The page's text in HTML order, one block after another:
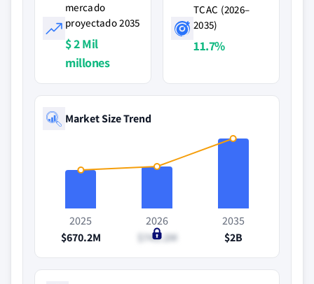
mercado
proyectado 2035
$ 2 Mil
millones
TCAC (2026–
2035)
11.7%
Market Size Trend
2025
$670.2M
2026
$743.2M
2035
$2B